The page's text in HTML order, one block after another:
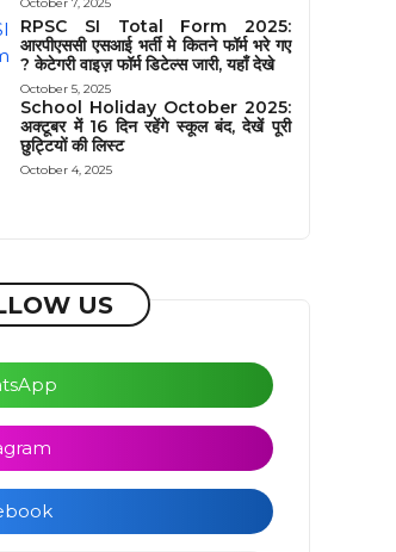
RPSC SI Total Form 2025:
आरपीएससी एसआई भर्ती मे कितने फॉर्म भरे गए
? केटेगरी वाइज़ फॉर्म डिटेल्स जारी, यहाँ देखे
October 5, 2025
School Holiday October 2025:
अक्टूबर में 16 दिन रहेंगे स्कूल बंद, देखें पूरी
छुट्टियों की लिस्ट
October 4, 2025
US